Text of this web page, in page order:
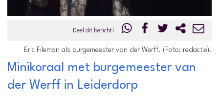
Deel dit bericht!
Eric Filemon als burgemeester van der Werff. (Foto: redactie).
Minikoraal met burgemeester van
der Werff in Leiderdorp